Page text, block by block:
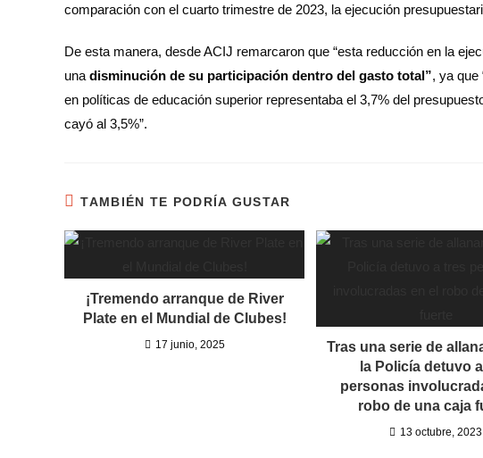
comparación con el cuarto trimestre de 2023, la ejecución
De esta manera, desde ACIJ remarcaron que “esta reducción en la
una disminución de su participación dentro del gasto total”, ya que
en políticas de educación superior representaba el 3,7% del
cayó al 3,5%”.
TAMBIÉN TE PODRÍA GUSTAR
¡Tremendo arranque de River
Plate en el Mundial de Clubes!
17 junio, 2025
Tras una serie de
la Policía detuvo
personas
robo de una caja
13 octubre, 2023